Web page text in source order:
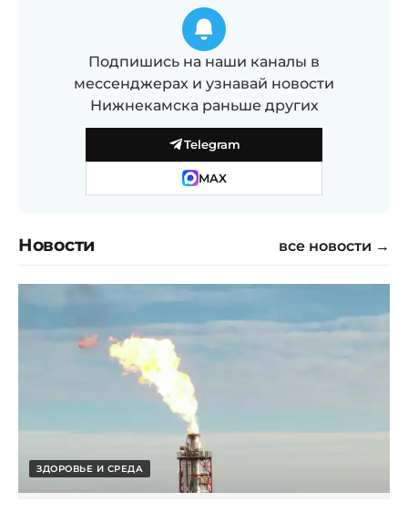
Подпишись на наши каналы в
мессенджерах и узнавай новости
Нижнекамска раньше других
Telegram
MAX
Новости все новости →
ЗДОРОВЬЕ И СРЕДА